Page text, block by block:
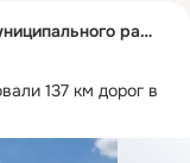
Администрация Перелюбского муниципального района
137 км дорог в